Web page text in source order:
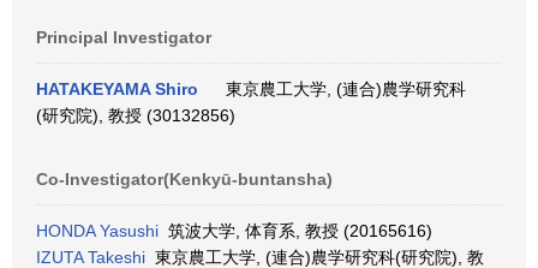
Principal Investigator
HATAKEYAMA Shiro
東京農工大学, (連合)農学研究科
(研究院), 教授 (30132856)
Co-Investigator(Kenkyū-buntansha)
HONDA Yasushi 筑波大学, 体育系, 教授 (20165616)
IZUTA Takeshi 東京農工大学, (連合)農学研究科(研究院), 教